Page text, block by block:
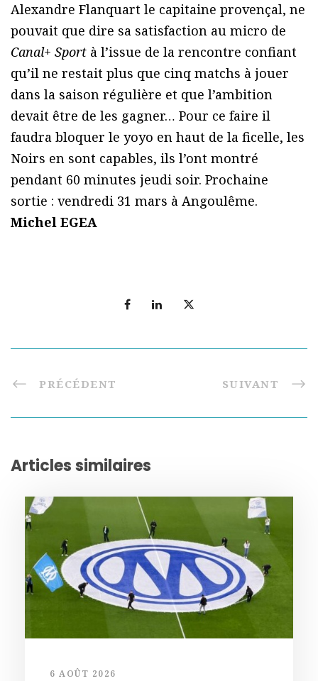
Alexandre Flanquart le capitaine provençal, ne
pouvait que dire sa satisfaction au micro de
Canal+ Sport à l’issue de la rencontre confiant
qu’il ne restait plus que cinq matchs à jouer
dans la saison régulière et que l’ambition
devait être de les gagner… Pour ce faire il
faudra bloquer le yoyo en haut de la ficelle, les
Noirs en sont capables, ils l’ont montré
pendant 60 minutes jeudi soir. Prochaine
sortie : vendredi 31 mars à Angoulême.
Michel EGEA
PRÉCÉDENT SUIVANT
Articles similaires
6 AOÛT 2026